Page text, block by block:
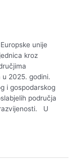
unije
kroz
u 2025. godini.
i gospodarskog
područja
U